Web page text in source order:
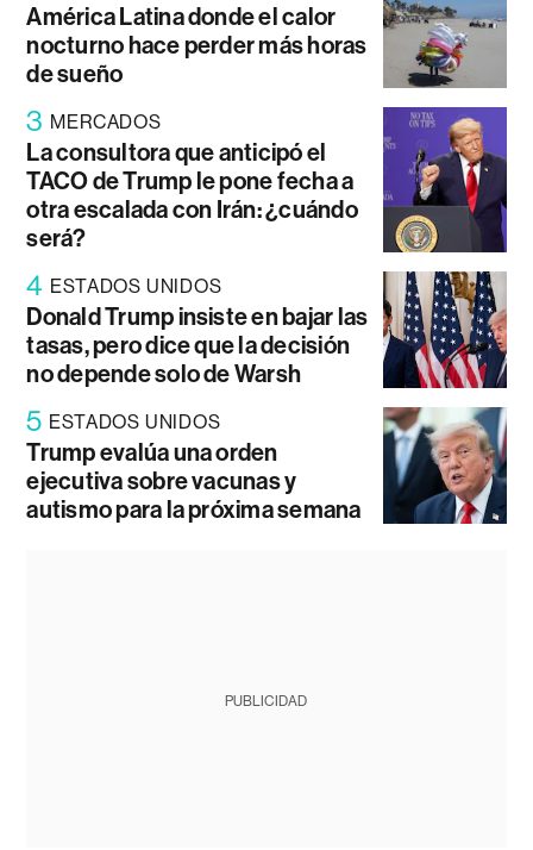
América Latina donde el calor
nocturno hace perder más horas
de sueño
3 MERCADOS
La consultora que anticipó el
TACO de Trump le pone fecha a
otra escalada con Irán: ¿cuándo
será?
4 ESTADOS UNIDOS
Donald Trump insiste en bajar las
tasas, pero dice que la decisión
no depende solo de Warsh
5 ESTADOS UNIDOS
Trump evalúa una orden
ejecutiva sobre vacunas y
autismo para la próxima semana
PUBLICIDAD